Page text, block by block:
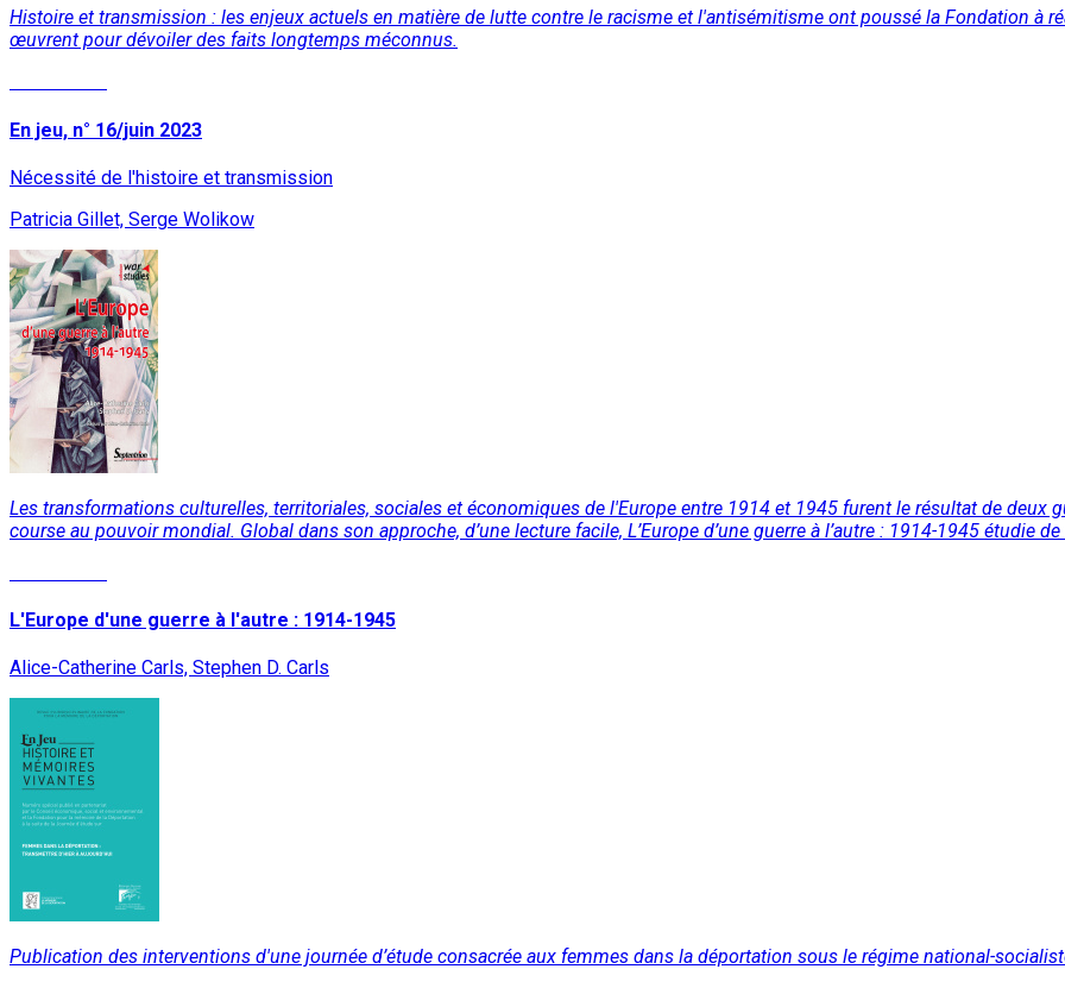
Histoire et transmission : les enjeux actuels en matière de lutte contre le racisme et l'antisémitisme ont poussé la Fondation à
œuvrent pour dévoiler des faits longtemps méconnus.
En jeu, n° 16/juin 2023
Nécessité de l'histoire et transmission
Patricia Gillet, Serge Wolikow
Les transformations culturelles, territoriales, sociales et économiques de l'Europe entre 1914 et 1945 furent le résultat de deux
course au pouvoir mondial. Global dans son approche, d’une lecture facile, L’Europe d’une guerre à l’autre : 1914-1945 étudie
L'Europe d'une guerre à l'autre : 1914-1945
Alice-Catherine Carls, Stephen D. Carls
Publication des interventions d'une journée d’étude consacrée aux femmes dans la déportation sous le régime national-